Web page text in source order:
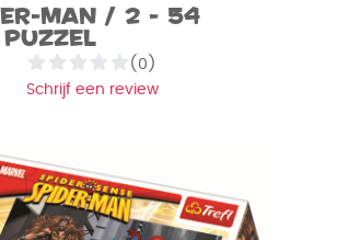
Man / 2 - 54
(0)
Schrijf een review